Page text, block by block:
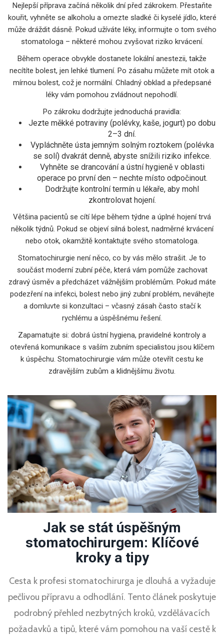
Nejlepší příprava začíná několik dní před zákrokem. Přestaňte
kouřit, vyhněte se alkoholu a omezte sladké či kyselé jídlo, které
může dráždit dásně. Pokud užíváte léky, informujte o tom svého
stomatologa – některé mohou zvyšovat riziko krvácení.
Během operace obvykle dostanete lokální anestezii, takže
necítíte bolest, jen lehké tlumení. Po zásahu můžete mít otok a
mírnou bolest, což je normální. Chladný obklad a předepsané
léky vám pomohou zvládnout nepohodlí.
Po zákroku dodržujte jednoduchá pravidla:
Jezte měkké potraviny (polévky, kaše, jogurt) po dobu
2–3 dní.
Vypláchněte ústa jemným solným roztokem (polévka
se solí) dvakrát denně, abyste snížili riziko infekce.
Vyhněte se drancování a ústní hygieně v oblasti
operace po první den – nechte místo odpočinout.
Dodržujte kontrolní termín u lékaře, aby mohl
zkontrolovat hojení.
Většina pacientů se cítí lépe během týdne a úplné hojení trvá
několik týdnů. Pokud se objeví silná bolest, nadměrné krvácení
nebo otok, okamžitě kontaktujte svého stomatologa.
Stomatochirurgie není něco, co by vás mělo strašit. Je to
součást moderní zubní péče, která vám pomůže zachovat
zdravý úsměv a předcházet vážnějším problémům. Pokud máte
podezření na infekci, bolest nebo jiný zubní problém, neváhejte
a domluvte si konzultaci – včasný zásah často stačí k
rychlému a úspěšnému řešení.
Zapamatujte si: dobrá ústní hygiena, pravidelné kontroly a
otevřená komunikace s vaším zubním specialistou jsou klíčem
k úspěchu. Stomatochirurgie vám může otevřít cestu ke
zdravějším zubům a klidnějšímu životu.
Jak se stát úspěšným
stomatochirurgem: Klíčové
kroky a tipy
Cesta k profesi stomatochirurga je dlouhá a vyžaduje
pečlivou přípravu a odhodlání. Tento článek poskytuje
podrobný přehled nezbytných kroků, vzdělávacích
požadavků a tipů, které vám pomohou na vaší cestě k